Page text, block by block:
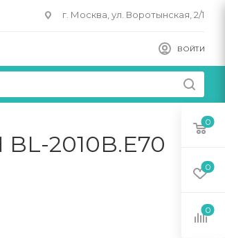
г. Москва, ул. Воротынская, 2/1
ВОЙТИ
2010B.E70
0
0
0